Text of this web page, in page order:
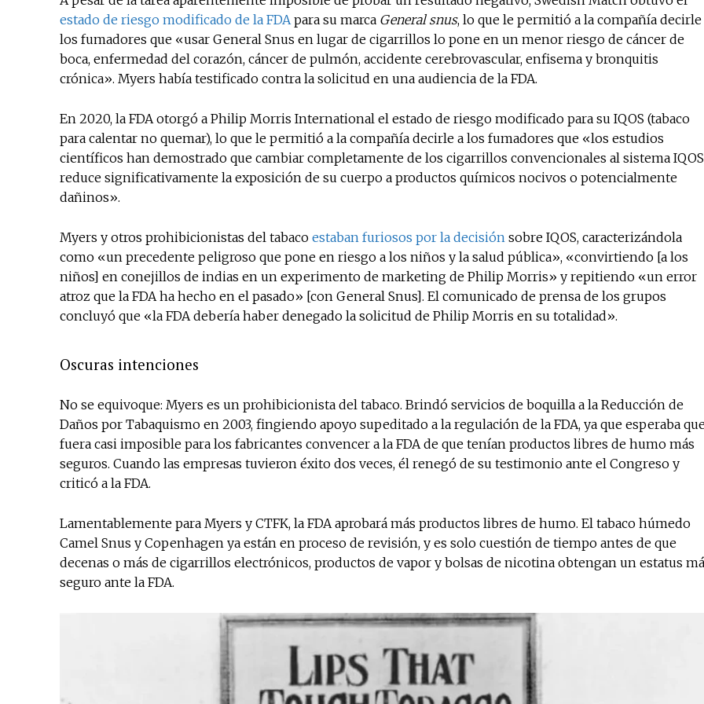
estado de riesgo modificado de la FDApara su marca General snus, lo que le permitió a la compañía decirle
los fumadores que «usar General Snus en lugar de cigarrillos lo pone en un menor riesgo de cáncer de
boca, enfermedad del corazón, cáncer de pulmón, accidente cerebrovascular, enfisema y bronquitis
crónica». Myers había testificado contra la solicitud en una audiencia de la FDA.
En 2020, la FDA otorgó a Philip Morris International el estado de riesgo modificado para su IQOS (tabaco
para calentar no quemar), lo que le permitió a la compañía decirle a los fumadores que «los estudios
científicos han demostrado que cambiar completamente de los cigarrillos convencionales al sistema IQOS
reduce significativamente la exposición de su cuerpo a productos químicos nocivos o potencialmente
dañinos».
Myers y otros prohibicionistas del tabaco estaban furiosos por la decisión sobre IQOS, caracterizándola
como «un precedente peligroso que pone en riesgo a los niños y la salud pública», «convirtiendo [a los
niños] en conejillos de indias en un experimento de marketing de Philip Morris» y repitiendo «un error
atroz que la FDA ha hecho en el pasado» [con General Snus]. El comunicado de prensa de los grupos
concluyó que «la FDA debería haber denegado la solicitud de Philip Morris en su totalidad».
Oscuras intenciones
No se equivoque: Myers es un prohibicionista del tabaco. Brindó servicios de boquilla a la Reducción de
Daños por Tabaquismo en 2003, fingiendo apoyo supeditado a la regulación de la FDA, ya que esperaba
fuera casi imposible para los fabricantes convencer a la FDA de que tenían productos libres de humo más
seguros. Cuando las empresas tuvieron éxito dos veces, él renegó de su testimonio ante el Congreso y
criticó a la FDA.
Lamentablemente para Myers y CTFK, la FDA aprobará más productos libres de humo. El tabaco húmedo
Camel Snus y Copenhagen ya están en proceso de revisión, y es solo cuestión de tiempo antes de que
decenas o más de cigarrillos electrónicos, productos de vapor y bolsas de nicotina obtengan un estatus
seguro ante la FDA.